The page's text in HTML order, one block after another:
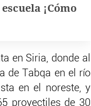
¡Cómo
en Siria, donde al
de Tabqa en el río
en el noreste, y
proyectiles de 30